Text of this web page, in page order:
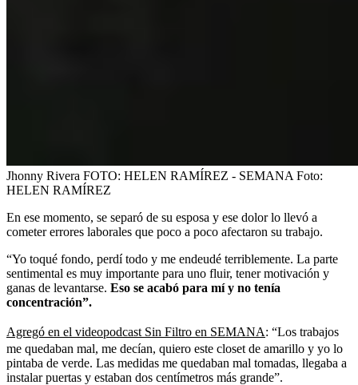
Jhonny Rivera FOTO: HELEN RAMÍREZ - SEMANA Foto:
HELEN RAMÍREZ
En ese momento, se separó de su esposa y ese dolor lo llevó a
cometer errores laborales que poco a poco afectaron su trabajo.
“Yo toqué fondo, perdí todo y me endeudé terriblemente. La parte
sentimental es muy importante para uno fluir, tener motivación y
ganas de levantarse. Eso se acabó para mí y no tenía
concentración”.
Agregó en el videopodcast Sin Filtro en SEMANA: “Los trabajos
me quedaban mal, me decían, quiero este closet de amarillo y yo lo
pintaba de verde. Las medidas me quedaban mal tomadas, llegaba a
instalar puertas y estaban dos centímetros más grande”.